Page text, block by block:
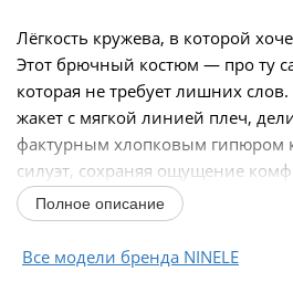
Лёгкость кружева, в которой
Этот брючный костюм — про ту
которая не требует лишних
жакет с мягкой линией плеч,
фактурным хлопковым гипюром
силуэт, сохраняя ощущение
Полное описание
Все модели бренда NINELE